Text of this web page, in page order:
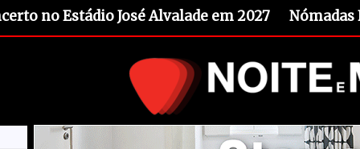
no Estádio José Alvalade em 2027 Nómadas